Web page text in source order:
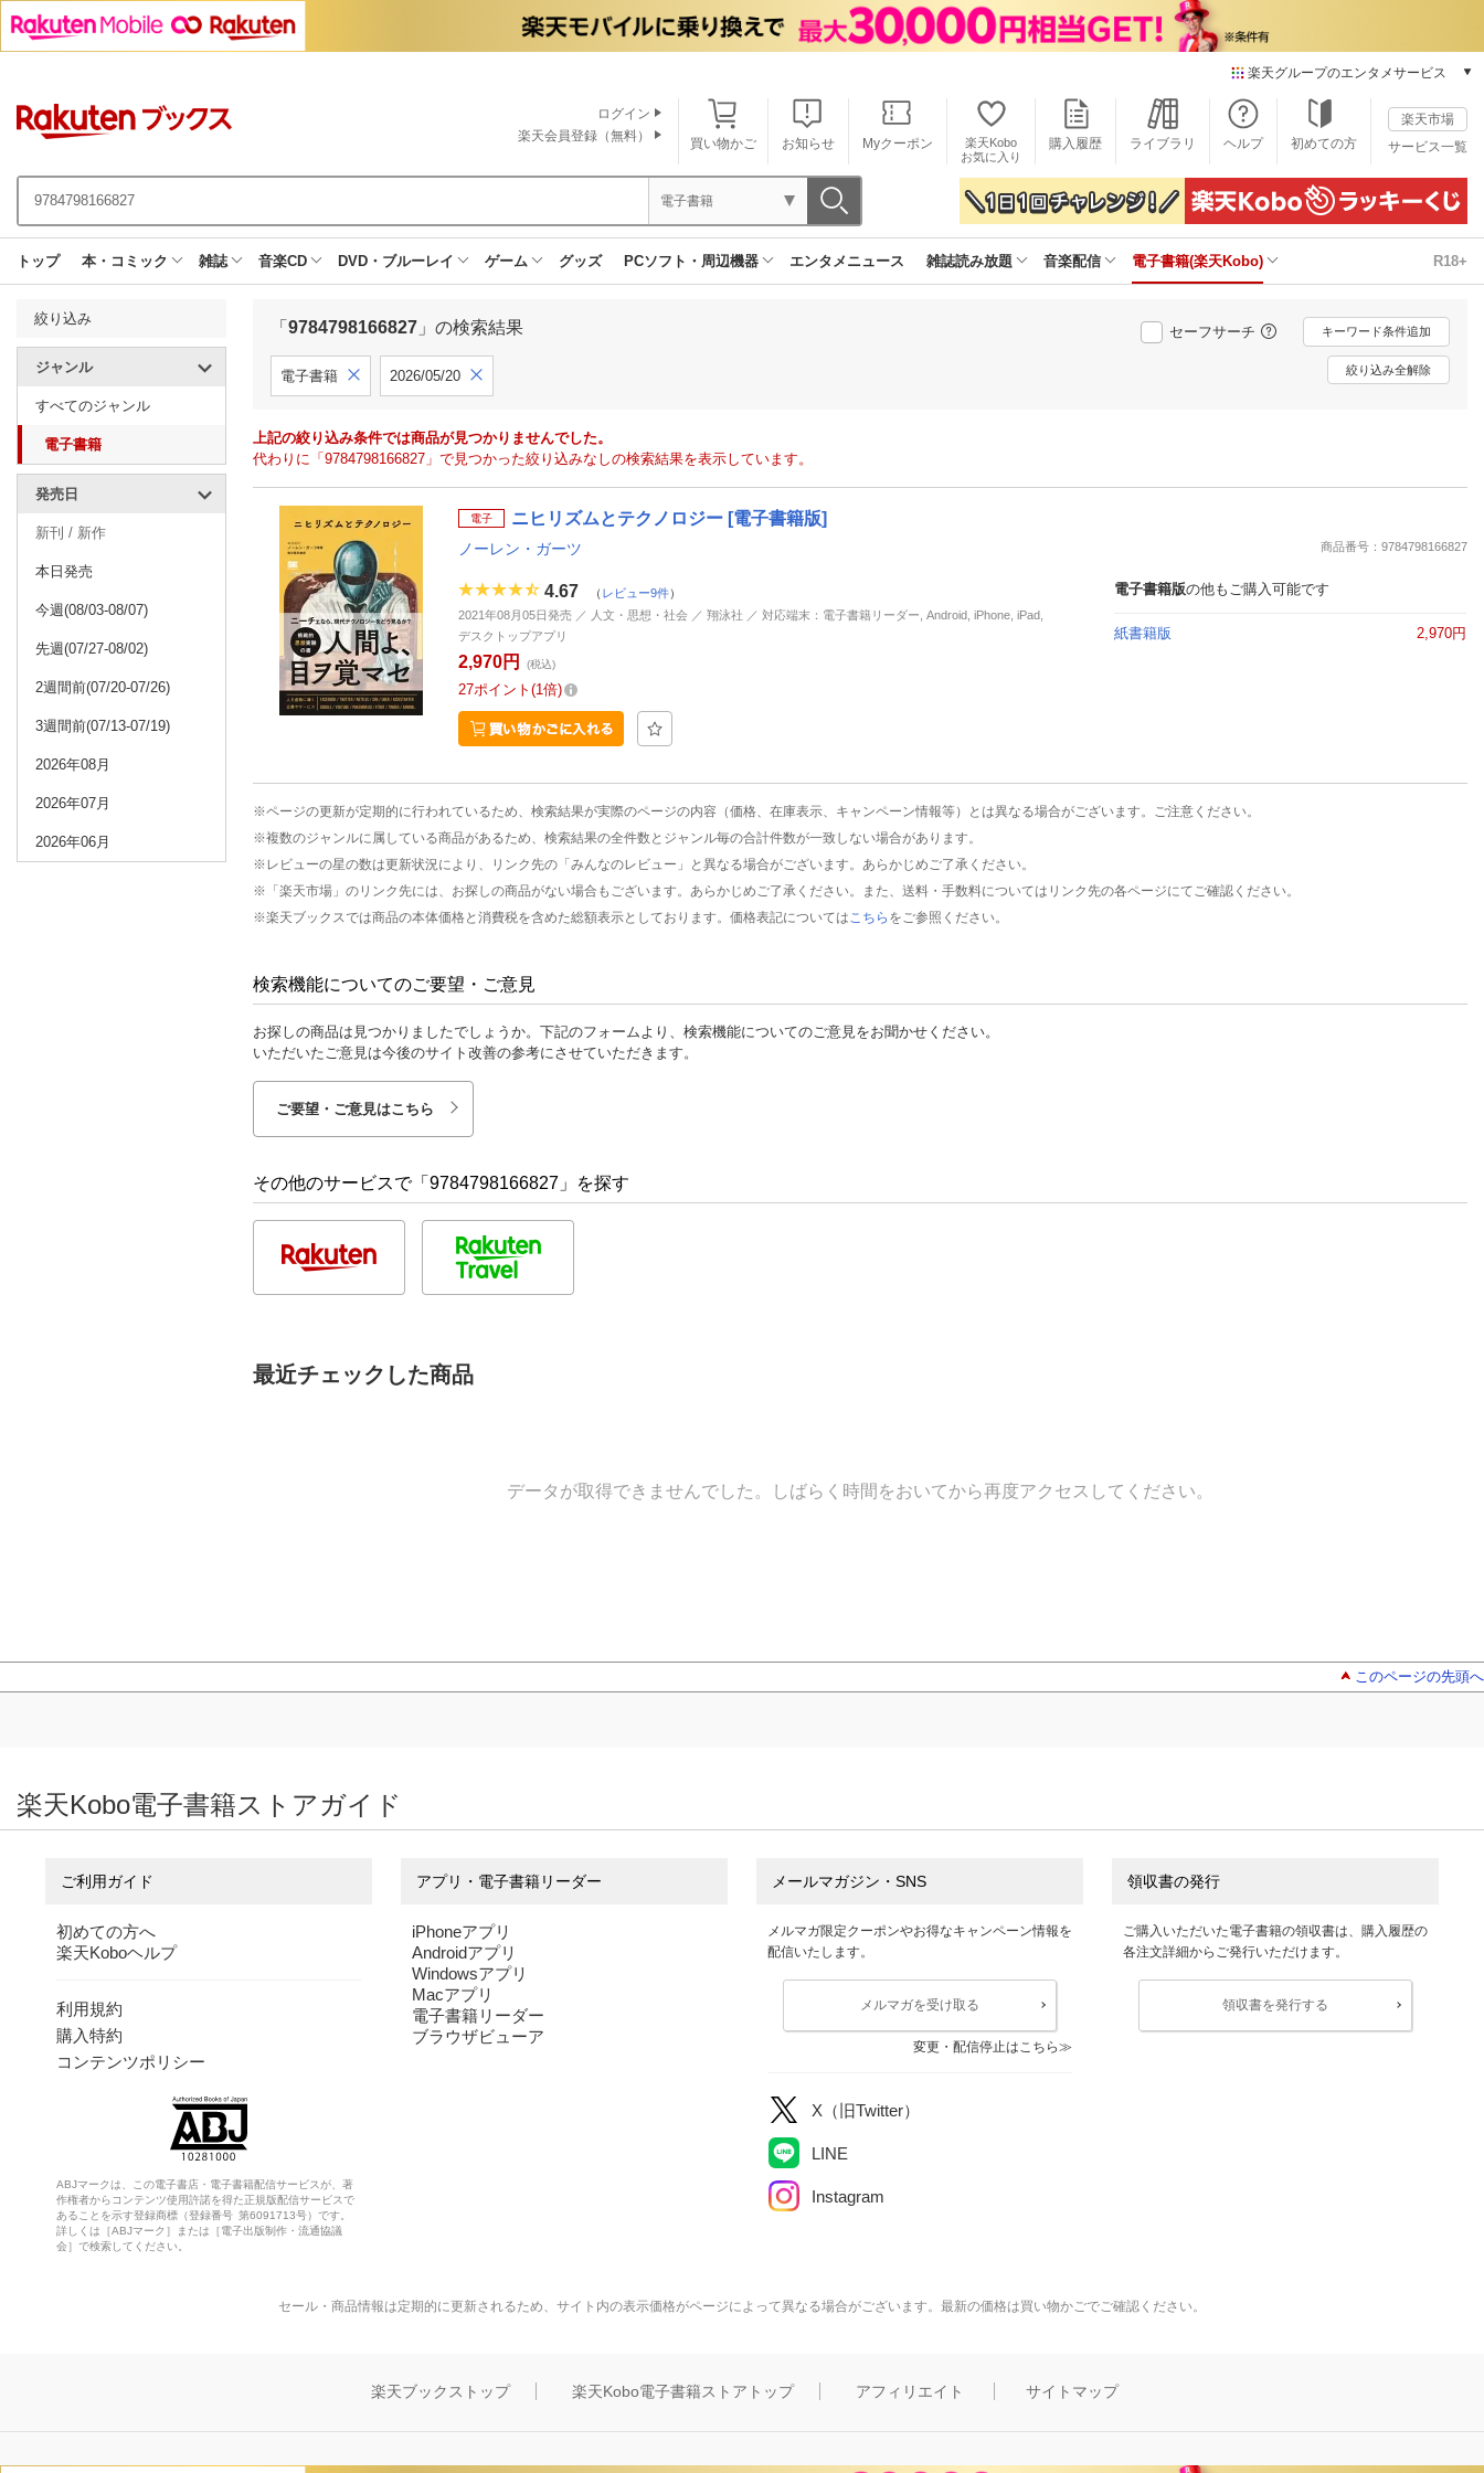
楽天グループのエンタメサービス
本/ゲーム/CD/DVD
楽天ブックス
電子書籍
楽天Kobo
雑誌読み放題
楽天ミュージック
動画配信
楽天TV
動画配信ガイド
推し楽
買い物かご お知らせ Myクーポン
楽天Kobo
お気に入り
購入履歴 ライブラリ ヘルプ 初めての方
楽天市場
サービス一覧
ログイン
楽天会員登録（無料）
電子書籍
トップ 本・コミック 雑誌 音楽CD DVD・ブルーレイ ゲーム グッズ PCソフト・周辺機器 エンタメニュース 雑誌読み放題 音楽配信 電子書籍(楽天Kobo) R18+
絞り込み
ジャンル
すべてのジャンル
電子書籍
発売日
新刊 / 新作
本日発売
今週(08/03-08/07)
先週(07/27-08/02)
2週間前(07/20-07/26)
3週間前(07/13-07/19)
2026年08月
2026年07月
2026年06月
「 9784798166827 」の検索結果 セーフサーチ キーワード条件追加
電子書籍 2026/05/20 絞り込み全解除
上記の絞り込み条件では商品が見つかりませんでした。
代わりに「9784798166827」で見つかった絞り込みなしの検索結果を表示しています。
電子 ニヒリズムとテクノロジー [電子書籍版]
ノーレン・ガーツ 商品番号：9784798166827
4.67 （ レビュー9件）
2021年08月05日発売 ／ 人文・思想・社会 ／ 翔泳社 ／ 対応端末：電子書籍リーダー, Android, iPhone, iPad,
デスクトップアプリ
2,970円 (税込)
27ポイント 1倍
電子書籍版の他もご購入可能です
紙書籍版 2,970円
※ページの更新が定期的に行われているため、検索結果が実際のページの内容（価格、在庫表示、キャンペーン情報等）とは異なる場合がございます。ご注意ください。
※複数のジャンルに属している商品があるため、検索結果の全件数とジャンル毎の合計件数が一致しない場合があります。
※レビューの星の数は更新状況により、リンク先の「みんなのレビュー」と異なる場合がございます。あらかじめご了承ください。
※「楽天市場」のリンク先には、お探しの商品がない場合もございます。あらかじめご了承ください。また、送料・手数料についてはリンク先の各ページにてご確認ください。
※楽天ブックスでは商品の本体価格と消費税を含めた総額表示としております。価格表記については こちら をご参照ください。
検索機能についてのご要望・ご意見
お探しの商品は見つかりましたでしょうか。下記のフォームより、検索機能についてのご意見をお聞かせください。
いただいたご意見は今後のサイト改善の参考にさせていただきます。
ご要望・ご意見はこちら
その他のサービスで「9784798166827」を探す
最近チェックした商品
データが取得できませんでした。しばらく時間をおいてから再度アクセスしてください。
このページの先頭へ
楽天Kobo電子書籍ストアガイド
ご利用ガイド
初めての方へ
楽天Koboヘルプ
利用規約
購入特約
コンテンツポリシー
ABJマークは、この電子書店・電子書籍配信サービスが、著
作権者からコンテンツ使用許諾を得た正規版配信サービスで
あることを示す登録商標（登録番号 第6091713号）です。
詳しくは［ABJマーク］または［電子出版制作・流通協議
会］で検索してください。
アプリ・電子書籍リーダー
iPhoneアプリ
Androidアプリ
Windowsアプリ
Macアプリ
電子書籍リーダー
ブラウザビューア
メールマガジン・SNS
メルマガ限定クーポンやお得なキャンペーン情報を
配信いたします。
メルマガを受け取る
変更・配信停止はこちら
X（旧Twitter）
LINE
Instagram
領収書の発行
ご購入いただいた電子書籍の領収書は、購入履歴の
各注文詳細からご発行いただけます。
領収書を発行する
セール・商品情報は定期的に更新されるため、サイト内の表示価格がページによって異なる場合がございます。最新の価格は買い物かごでご確認ください。
楽天ブックストップ 楽天Kobo電子書籍ストアトップ アフィリエイト サイトマップ